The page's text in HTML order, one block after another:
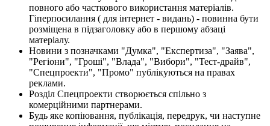
повного або часткового використання матеріалів.
Гіперпосилання ( для інтернет - видань) - повинна бути
розміщена в підзаголовку або в першому абзаці
матеріалу.
Новини з позначками "Думка", "Експертиза", "Заява",
"Регіони", "Гроші", "Влада", "Вибори", "Тест-драйв",
"Спецпроекти", "Промо" публікуються на правах
реклами.
Розділ Спецпроекти створюється спільно з
комерційними партнерами.
Будь яке копіювання, публікація, передрук, чи наступне